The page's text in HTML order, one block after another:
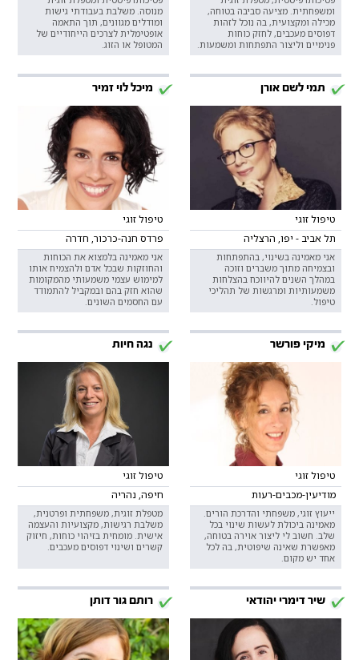
ומשפחתית. מציעה סביבה בטוחה,
מכילה ומקצועית, בה נוכל לזהות
דפוסים מעכבים, לחזק כוחות
פנימיים וליצור התפתחות ומשמעות.
מנוסה. משלבת בעבודתי גישות
ומודלים מגוונים, תוך התאמה
אופטימלית לצרכים הייחודיים של
המטופל או הזוג.
תמי לשם אורן
טיפול זוגי
תל אביב - יפו, הרצליה
אני מאמינה בשינוי, בהתפתחות
ובצמיחה מתוך משברים וזוכה
במהלך השנים להיווכח בהצלחות
משמעותיות ומרגשות של תהליכי
טיפול.
מיכל לוי זמיר
טיפול זוגי
פרדס חנה-כרכור, חדרה
אני מאמינה בלמצוא את הכוחות
והחוזקות שבכל אדם ולהצמיח אותו
למימוש עצמי משמעותי מהמקומות
שהוא חזק בהם ובמקביל להתמודד
עם החסמים השונים.
מיקי פורשר
טיפול זוגי
מודיעין-מכבים-רעות
ייעוץ זוגי, משפחתי והדרכת הורים.
מאמינה ביכולת לעשות שינוי בכל
שלב. חשוב לי ליצור אוירה בטוחה,
מאפשרת שאינה שיפוטית, בה לכל
אחד יש מקום.
נגה חיות
טיפול זוגי
חיפה, נהריה
מטפלת זוגית, משפחתית ופרטנית,
משלבת רגישות, מקצועיות והעצמה
אישית. מומחית בזיהוי כוחות, חיזוק
קשרים ושינוי דפוסים מעכבים.
שיר דימרי יהודאי רותם גור דותן